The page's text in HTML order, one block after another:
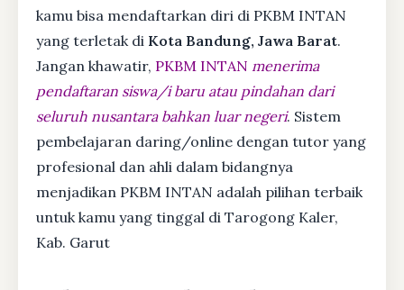
kamu bisa mendaftarkan diri di PKBM INTAN
yang terletak di Kota Bandung, Jawa Barat.
Jangan khawatir, PKBM INTAN menerima
pendaftaran siswa/i baru atau pindahan dari
seluruh nusantara bahkan luar negeri. Sistem
pembelajaran daring/online dengan tutor yang
profesional dan ahli dalam bidangnya
menjadikan PKBM INTAN adalah pilihan terbaik
untuk kamu yang tinggal di Tarogong Kaler,
Kab. Garut